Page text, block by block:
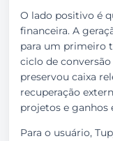
O lado positivo é
financeira. A
para um primeiro
ciclo de
preservou caixa
recuperação
projetos e ganhos
Para o usuário,